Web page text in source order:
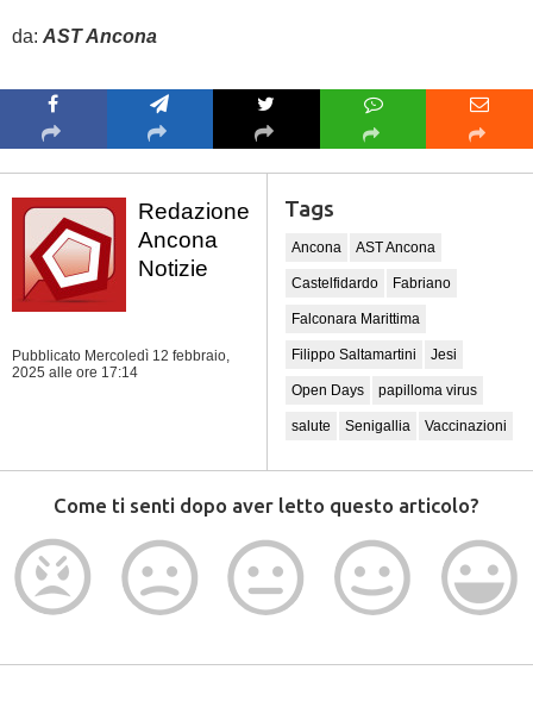
da: AST Ancona
Redazione
Ancona
Notizie
Pubblicato Mercoledì 12 febbraio,
2025 alle ore 17:14
Tags
Ancona AST Ancona
Castelfidardo Fabriano
Falconara Marittima
Filippo Saltamartini Jesi
Open Days papilloma virus
salute Senigallia Vaccinazioni
Come ti senti dopo aver letto questo articolo?